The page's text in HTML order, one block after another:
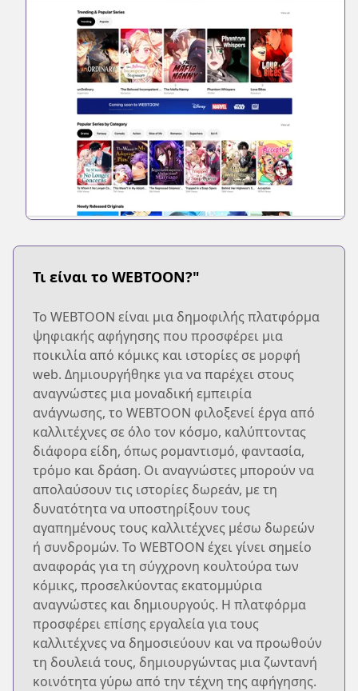
Τι είναι το WEBTOON?"
Το WEBTOON είναι μια δημοφιλής πλατφόρμα
ψηφιακής αφήγησης που προσφέρει μια
ποικιλία από κόμικς και ιστορίες σε μορφή
web. Δημιουργήθηκε για να παρέχει στους
αναγνώστες μια μοναδική εμπειρία
ανάγνωσης, το WEBTOON φιλοξενεί έργα από
καλλιτέχνες σε όλο τον κόσμο, καλύπτοντας
διάφορα είδη, όπως ρομαντισμό, φαντασία,
τρόμο και δράση. Οι αναγνώστες μπορούν να
απολαύσουν τις ιστορίες δωρεάν, με τη
δυνατότητα να υποστηρίξουν τους
αγαπημένους τους καλλιτέχνες μέσω δωρεών
ή συνδρομών. Το WEBTOON έχει γίνει σημείο
αναφοράς για τη σύγχρονη κουλτούρα των
κόμικς, προσελκύοντας εκατομμύρια
αναγνώστες και δημιουργούς. Η πλατφόρμα
προσφέρει επίσης εργαλεία για τους
καλλιτέχνες να δημοσιεύουν και να προωθούν
τη δουλειά τους, δημιουργώντας μια ζωντανή
κοινότητα γύρω από την τέχνη της αφήγησης.